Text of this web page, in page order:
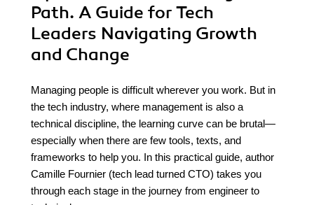
Path. A Guide for Tech
Leaders Navigating Growth
and Change
Managing people is difficult wherever you work. But in
the tech industry, where management is also a
technical discipline, the learning curve can be brutal—
especially when there are few tools, texts, and
frameworks to help you. In this practical guide, author
Camille Fournier (tech lead turned CTO) takes you
through each stage in the journey from engineer to